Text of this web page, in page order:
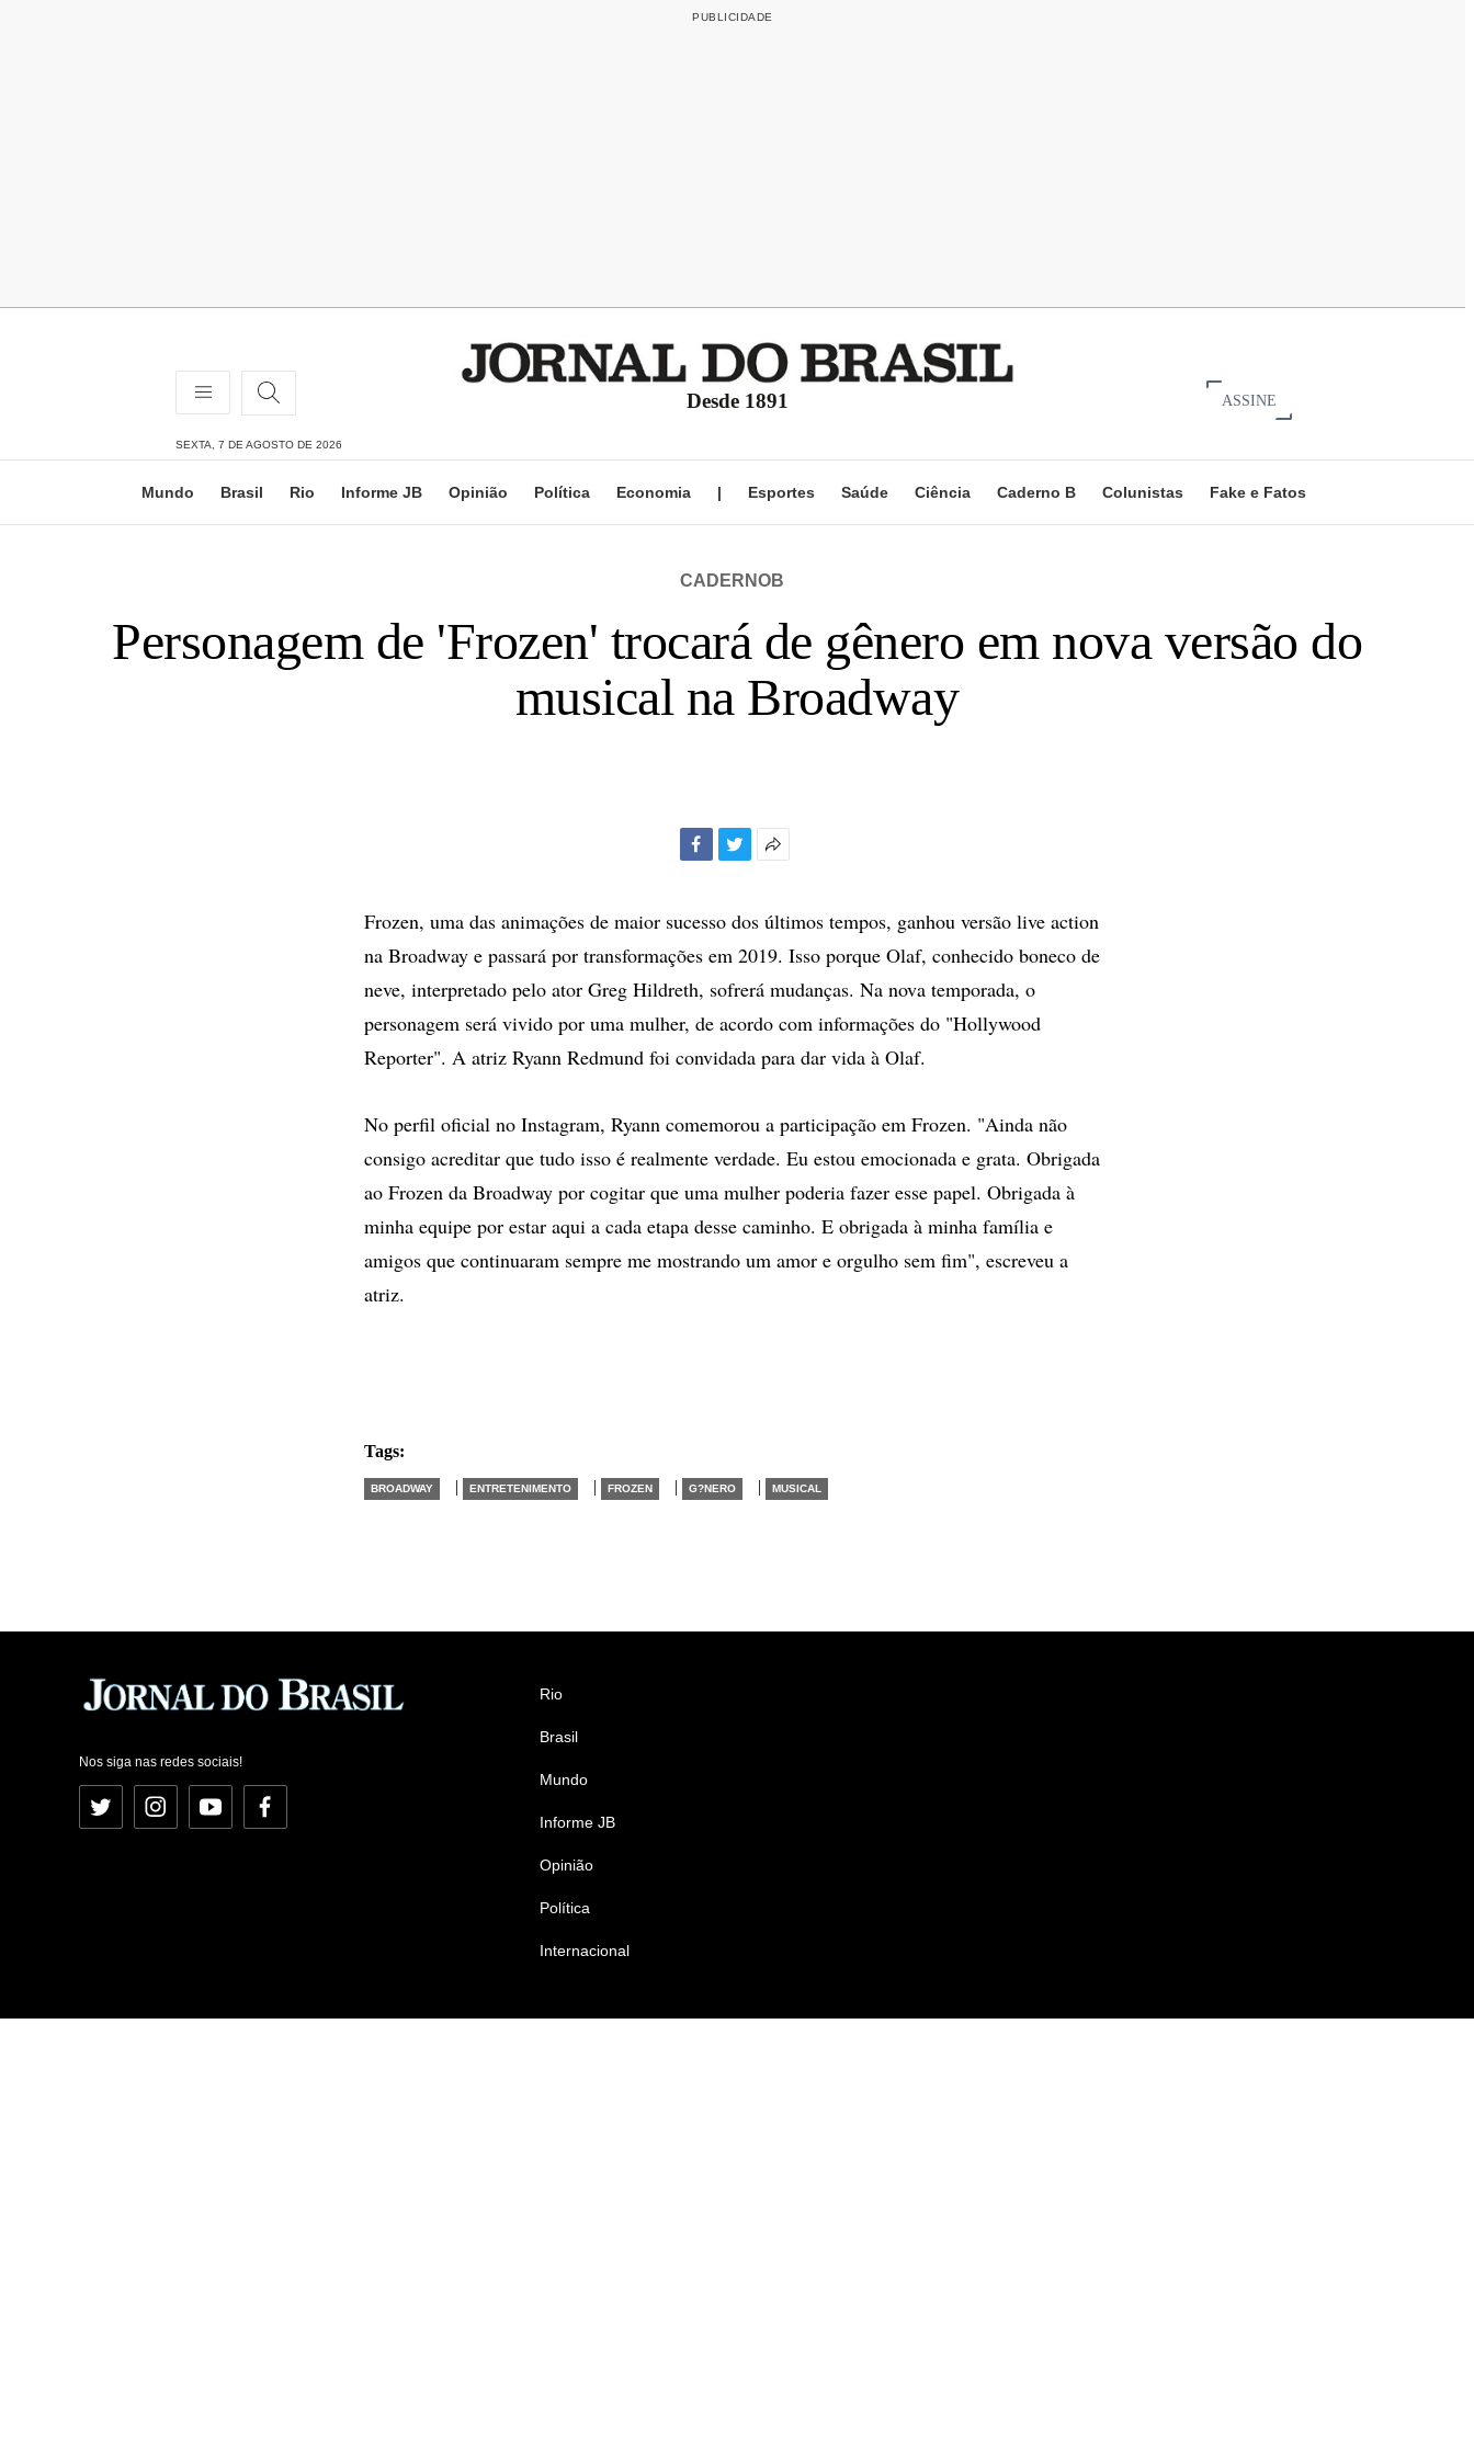
Desde 1891 ASSINE
SEXTA, 7 DE AGOSTO DE 2026
Mundo Brasil Rio Informe JB Opinião Política Economia | Esportes Saúde Ciência Caderno B Colunistas Fake e Fatos
CADERNOB
Personagem de 'Frozen' trocará de gênero em nova versão do
musical na Broadway
compartilhamento
Frozen, uma das animações de maior sucesso dos últimos tempos, ganhou versão live action
na Broadway e passará por transformações em 2019. Isso porque Olaf, conhecido boneco de
neve, interpretado pelo ator Greg Hildreth, sofrerá mudanças. Na nova temporada, o
personagem será vivido por uma mulher, de acordo com informações do "Hollywood
Reporter". A atriz Ryann Redmund foi convidada para dar vida à Olaf.
No perfil oficial no Instagram, Ryann comemorou a participação em Frozen. "Ainda não
consigo acreditar que tudo isso é realmente verdade. Eu estou emocionada e grata. Obrigada
ao Frozen da Broadway por cogitar que uma mulher poderia fazer esse papel. Obrigada à
minha equipe por estar aqui a cada etapa desse caminho. E obrigada à minha família e
amigos que continuaram sempre me mostrando um amor e orgulho sem fim", escreveu a
atriz.
Tags:
BROADWAY | ENTRETENIMENTO | FROZEN | G?NERO | MUSICAL
Nos siga nas redes sociais!
Twitter InstagramYouTubeFacebook
Rio
Brasil
Mundo
Informe JB
Opinião
Política
Internacional